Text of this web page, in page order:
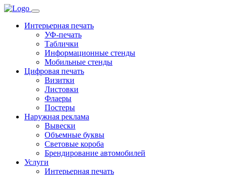
Интерьерная печать
УФ-печать
Таблички
Информационные стенды
Мобильные стенды
Цифровая печать
Визитки
Листовки
Флаеры
Постеры
Наружная реклама
Вывески
Объемные буквы
Световые короба
Брендирование автомобилей
Услуги
Интерьерная печать